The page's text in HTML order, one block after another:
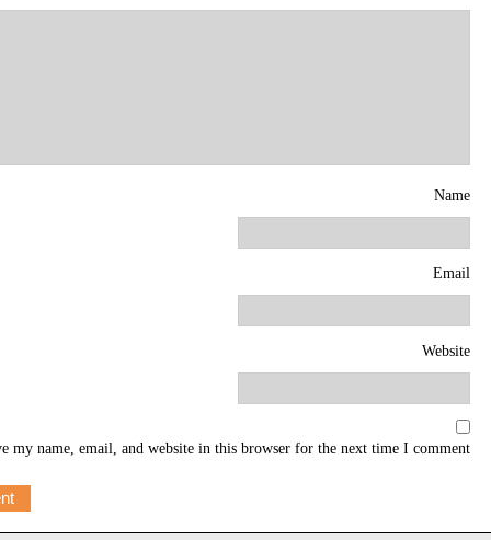
Name
Email
Website
my name, email, and website in this browser for the next time I comment.